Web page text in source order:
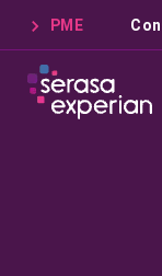
PME